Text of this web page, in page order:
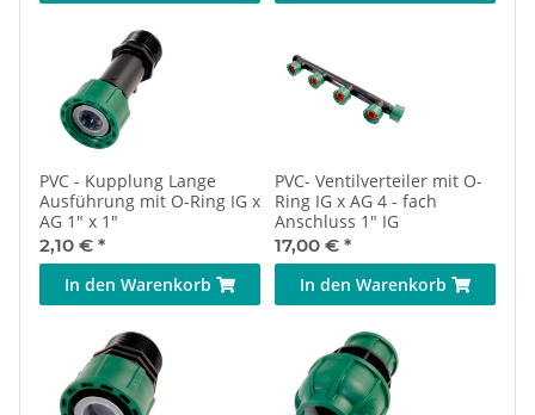
PVC - Kupplung Lange
Ausführung mit O-Ring IG x
AG 1" x 1"
2,10 € *
In den Warenkorb
PVC- Ventilverteiler mit O-
Ring IG x AG 4 - fach
Anschluss 1" IG
17,00 € *
In den Warenkorb